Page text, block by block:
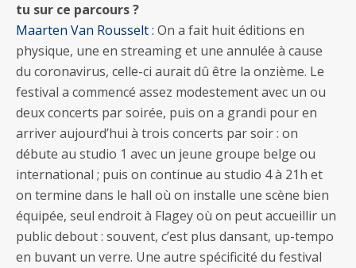
tu sur ce parcours ?
Maarten Van Rousselt : On a fait huit éditions en
physique, une en streaming et une annulée à cause
du coronavirus, celle-ci aurait dû être la onzième. Le
festival a commencé assez modestement avec un ou
deux concerts par soirée, puis on a grandi pour en
arriver aujourd’hui à trois concerts par soir : on
débute au studio 1 avec un jeune groupe belge ou
international ; puis on continue au studio 4 à 21h et
on termine dans le hall où on installe une scène bien
équipée, seul endroit à Flagey où on peut accueillir un
public debout : souvent, c’est plus dansant, up-tempo
en buvant un verre. Une autre spécificité du festival